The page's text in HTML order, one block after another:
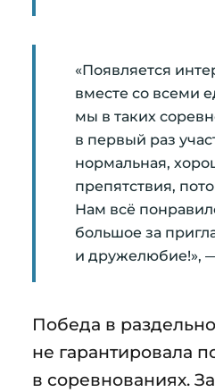
«Появляется
вместе со всеми
мы в таких
в первый раз
нормальная,
препятствия,
Нам всё
большое за
и дружелюбие!»,
Победа в
не гарантировала
в соревнованиях.